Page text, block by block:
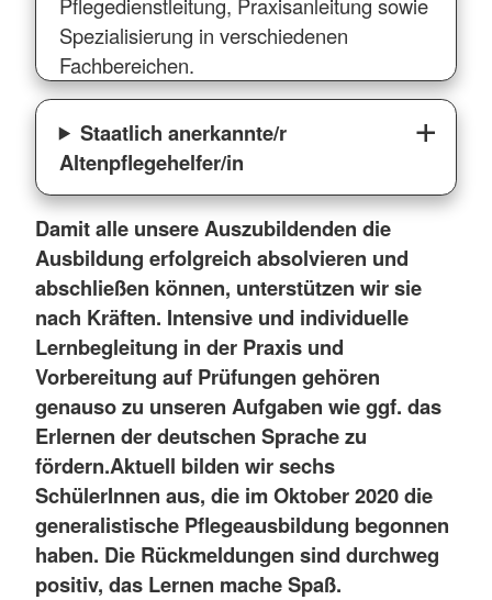
Spezialisierung in verschiedenen
Fachbereichen.
Staatlich anerkannte/r
Altenpflegehelfer/in
Damit alle unsere Auszubildenden die
Ausbildung erfolgreich absolvieren und
abschließen können, unterstützen wir sie
nach Kräften. Intensive und individuelle
Lernbegleitung in der Praxis und
Vorbereitung auf Prüfungen gehören
genauso zu unseren Aufgaben wie ggf. das
Erlernen der deutschen Sprache zu
fördern.Aktuell bilden wir sechs
SchülerInnen aus, die im Oktober 2020 die
generalistische Pflegeausbildung begonnen
haben. Die Rückmeldungen sind durchweg
positiv, das Lernen mache Spaß.